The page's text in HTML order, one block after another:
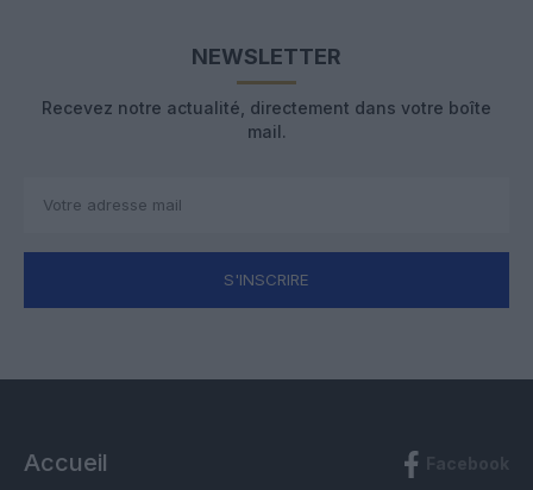
NEWSLETTER
Recevez notre actualité, directement dans votre boîte
mail.
S'INSCRIRE
Accueil